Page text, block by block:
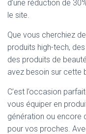
d’une réduction de
le site.
Que vous cherchiez
produits high-tech,
des produits de
avez besoin sur cette
C’est l’occasion
vous équiper en
génération ou encore
pour vos proches.